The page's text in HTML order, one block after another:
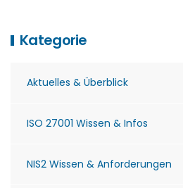
Kategorie
Aktuelles & Überblick
ISO 27001 Wissen & Infos
NIS2 Wissen & Anforderungen